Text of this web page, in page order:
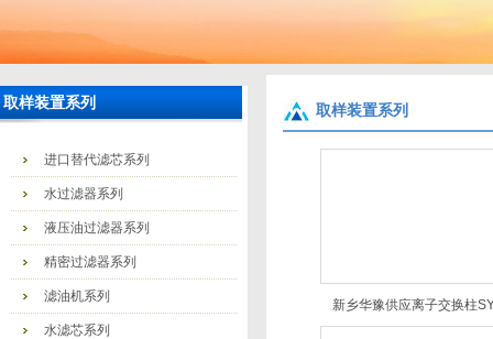
取样装置系列
进口替代滤芯系列
水过滤器系列
液压油过滤器系列
精密过滤器系列
滤油机系列
水滤芯系列
取样装置系列
新乡华豫供应离子交换柱